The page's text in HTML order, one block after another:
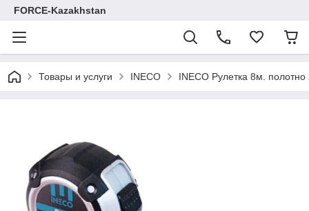
FORCE-Kazakhstan
Товары и услуги INECO INECO Рулетка 8м.